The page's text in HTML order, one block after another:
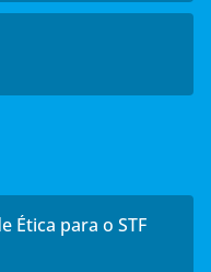
Ética para o STF